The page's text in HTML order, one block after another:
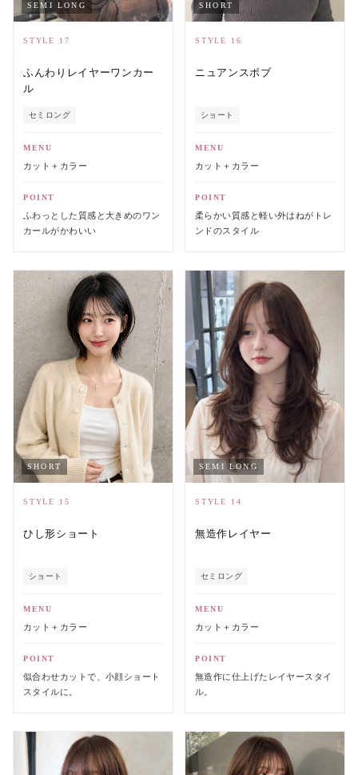
SEMI LONG
STYLE 17
ふんわりレイヤーワンカー
ル
セミロング
MENU
カット＋カラー
POINT
ふわっとした質感と大きめのワン
カールがかわいい
SHORT
STYLE 16
ニュアンスボブ
ショート
MENU
カット＋カラー
POINT
柔らかい質感と軽い外はねがトレ
ンドのスタイル
SHORT
STYLE 15
ひし形ショート
ショート
MENU
カット＋カラー
POINT
似合わせカットで、小顔ショート
スタイルに。
SEMI LONG
STYLE 14
無造作レイヤー
セミロング
MENU
カット＋カラー
POINT
無造作に仕上げたレイヤースタイ
ル。